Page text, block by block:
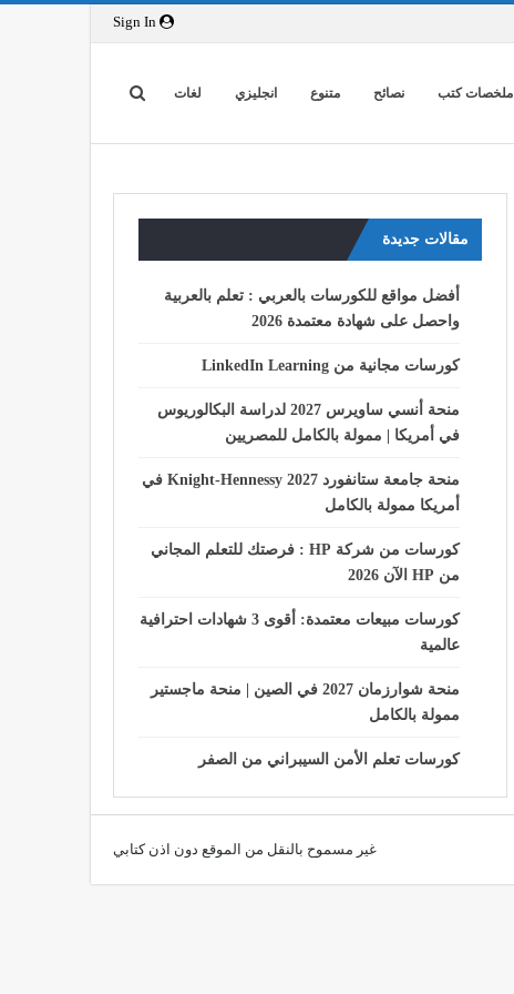
ملخصات كتب نصائح متنوع انجليزي لغات
مقالات جديدة
أفضل مواقع للكورسات بالعربي : تعلم بالعربية
واحصل على شهادة معتمدة 2026
كورسات مجانية من LinkedIn Learning
منحة أنسي ساويرس 2027 لدراسة البكالوريوس
في أمريكا | ممولة بالكامل للمصريين
منحة جامعة ستانفورد Knight-Hennessy 2027 في
أمريكا ممولة بالكامل
كورسات من شركة HP : فرصتك للتعلم المجاني
من HP الآن 2026
كورسات مبيعات معتمدة: أقوى 3 شهادات احترافية
عالمية
منحة شوارزمان 2027 في الصين | منحة ماجستير
ممولة بالكامل
كورسات تعلم الأمن السيبراني من الصفر
غير مسموح بالنقل من الموقع دون اذن كتابي